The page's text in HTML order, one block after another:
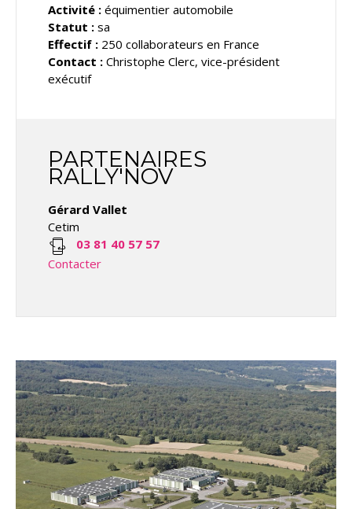
Activité : équimentier automobile
Statut : sa
Effectif : 250 collaborateurs en France
Contact : Christophe Clerc, vice-président
exécutif
PARTENAIRES
RALLY'NOV
Gérard Vallet
Cetim
03 81 40 57 57
Contacter